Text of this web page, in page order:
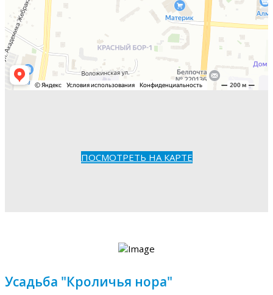
ПОСМОТРЕТЬ НА КАРТЕ
Усадьба "Кроличья нора"